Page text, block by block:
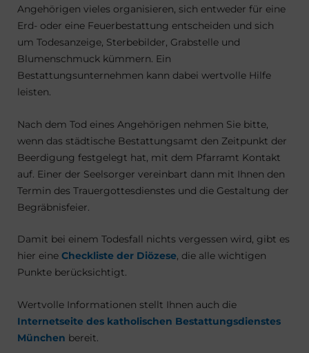
Angehörigen vieles organisieren, sich entweder für eine
Erd- oder eine Feuerbestattung entscheiden und sich
um Todesanzeige, Sterbebilder, Grabstelle und
Blumenschmuck kümmern. Ein
Bestattungsunternehmen kann dabei wertvolle Hilfe
leisten.
Nach dem Tod eines Angehörigen nehmen Sie bitte,
wenn das städtische Bestattungsamt den Zeitpunkt der
Beerdigung festgelegt hat, mit dem Pfarramt Kontakt
auf. Einer der Seelsorger vereinbart dann mit Ihnen den
Termin des Trauergottesdienstes und die Gestaltung der
Begräbnisfeier.
Damit bei einem Todesfall nichts vergessen wird, gibt es
hier eine Checkliste der Diözese, die alle wichtigen
Punkte berücksichtigt.
Wertvolle Informationen stellt Ihnen auch die
Internetseite des katholischen Bestattungsdienstes
München bereit.